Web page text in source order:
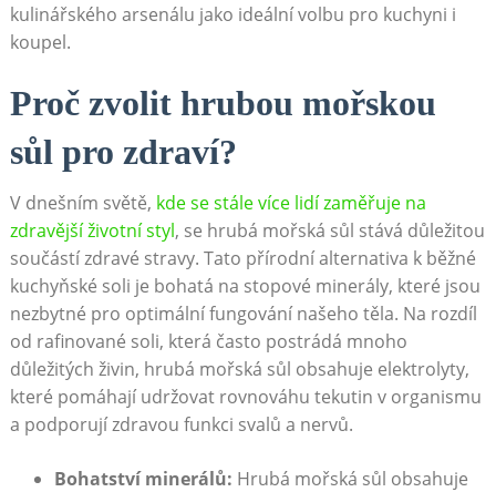
kulinářského arsenálu jako ideální volbu ‌pro kuchyni ⁢i
koupel.
Proč zvolit ‍hrubou mořskou
sůl ​pro zdraví?
V dnešním světě, kde se stále více lidí ⁤zaměřuje na
zdravější životní styl, se hrubá mořská sůl ⁣stává důležitou
součástí zdravé stravy. Tato přírodní alternativa k běžné
kuchyňské soli ⁢je bohatá na ‌stopové minerály, které ⁤jsou
⁢nezbytné pro optimální fungování našeho těla. Na rozdíl
od rafinované soli, která často postrádá mnoho
důležitých živin, hrubá mořská⁣ sůl obsahuje elektrolyty,
které pomáhají udržovat rovnováhu tekutin v organismu
a⁢ podporují zdravou funkci svalů a nervů.
Bohatství minerálů: Hrubá mořská⁢ sůl obsahuje